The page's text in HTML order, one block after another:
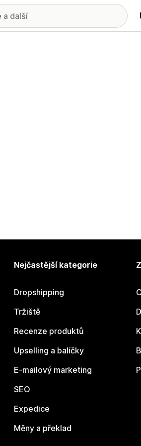
Nejčastější kategorie
Dropshipping
Tržiště
Recenze produktů
Upselling a balíčky
E-mailový marketing
SEO
Expedice
Měny a překlad